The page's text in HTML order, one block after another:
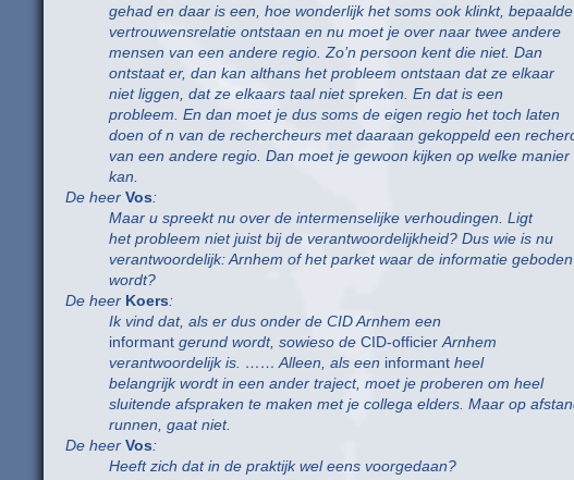
gehad en daar is een, hoe wonderlijk het soms ook klinkt, bepaalde
vertrouwensrelatie ontstaan en nu moet je over naar twee andere
mensen van een andere regio. Zo’n persoon kent die niet. Dan
ontstaat er, dan kan althans het probleem ontstaan dat ze elkaar
niet liggen, dat ze elkaars taal niet spreken. En dat is een
probleem. En dan moet je dus soms de eigen regio het toch laten
doen of n van de rechercheurs met daaraan gekoppeld een
van een andere regio. Dan moet je gewoon kijken op welke manier
kan.
De heer Vos:
Maar u spreekt nu over de intermenselijke verhoudingen. Ligt
het probleem niet juist bij de verantwoordelijkheid? Dus wie is nu
verantwoordelijk: Arnhem of het parket waar de informatie geboden
wordt?
De heer Koers:
Ik vind dat, als er dus onder de CID Arnhem een
informant gerund wordt, sowieso de CID-officier Arnhem
verantwoordelijk is. …… Alleen, als een informant heel
belangrijk wordt in een ander traject, moet je proberen om heel
sluitende afspraken te maken met je collega elders. Maar op
runnen, gaat niet.
De heer Vos:
Heeft zich dat in de praktijk wel eens voorgedaan?